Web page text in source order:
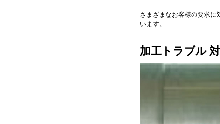
さまざまなお客様の要求に
います。
加工トラブル